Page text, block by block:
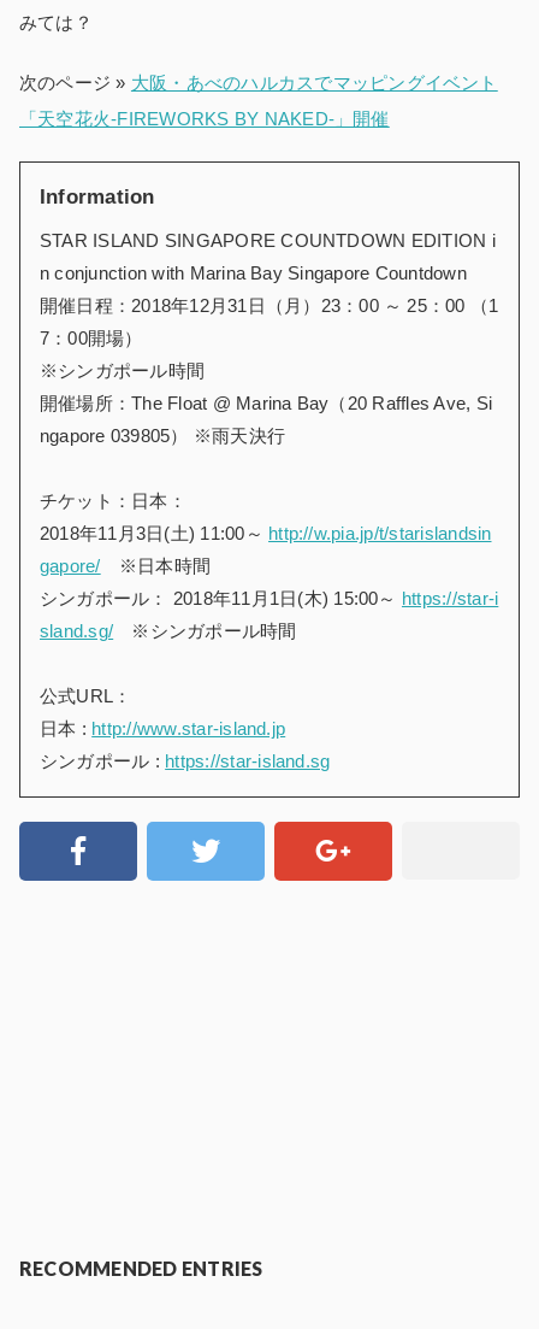
みては？
次のページ » 大阪・あべのハルカスでマッピングイベント
「天空花火‐FIREWORKS BY NAKED‐」開催
Information
STAR ISLAND SINGAPORE COUNTDOWN EDITION i
n conjunction with Marina Bay Singapore Countdown
開催日程：2018年12月31日（月）23：00 ～ 25：00 （1
7：00開場）
※シンガポール時間
開催場所：The Float @ Marina Bay（20 Raffles Ave, Si
ngapore 039805） ※雨天決行
チケット：日本：
2018年11月3日(土) 11:00～ http://w.pia.jp/t/starislandsin
gapore/ ※日本時間
シンガポール： 2018年11月1日(木) 15:00～ https://star-i
sland.sg/ ※シンガポール時間
公式URL：
日本 : http://www.star-island.jp
シンガポール : https://star-island.sg
RECOMMENDED ENTRIES